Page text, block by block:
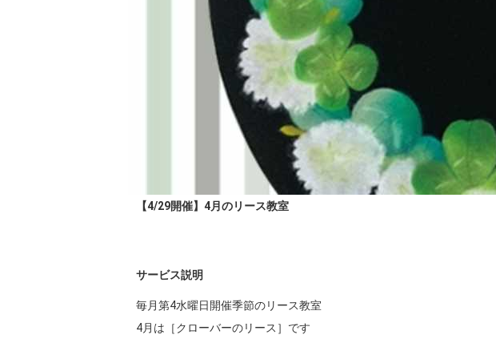
【4/29開催】4月のリース教室
サービス説明
毎月第4水曜日開催季節のリース教室
4月は［クローバーのリース］です